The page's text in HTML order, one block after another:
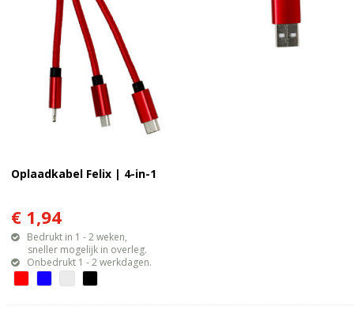
Oplaadkabel Felix | 4-in-1
€ 1,94
Bedrukt in 1 - 2 weken,
sneller mogelijk in overleg.
Onbedrukt 1 - 2 werkdagen.